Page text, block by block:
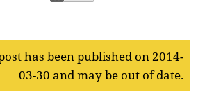
has been published on 2014-
03-30 and may be out of date.